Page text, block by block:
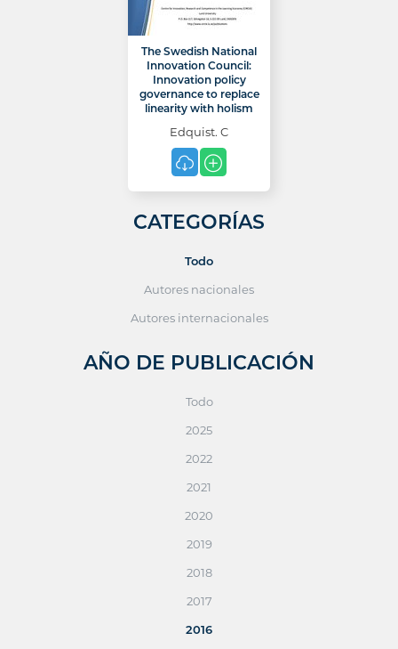
The Swedish National
Innovation Council:
Innovation policy
governance to replace
linearity with holism
Edquist. C
CATEGORÍAS
Todo
Autores nacionales
Autores internacionales
AÑO DE PUBLICACIÓN
Todo
2025
2022
2021
2020
2019
2018
2017
2016